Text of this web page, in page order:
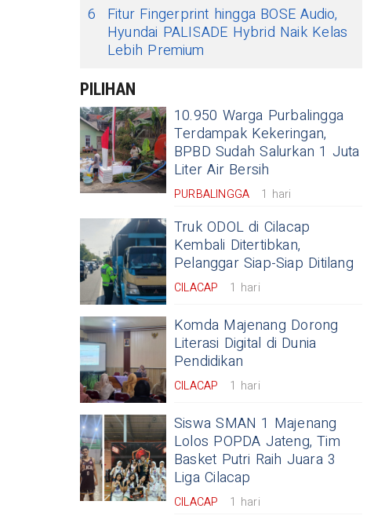
6
Fitur Fingerprint hingga BOSE Audio,
Hyundai PALISADE Hybrid Naik Kelas
Lebih Premium
PILIHAN
10.950 Warga Purbalingga
Terdampak Kekeringan,
BPBD Sudah Salurkan 1 Juta
Liter Air Bersih
PURBALINGGA 1 hari
Truk ODOL di Cilacap
Kembali Ditertibkan,
Pelanggar Siap-Siap Ditilang
CILACAP 1 hari
Komda Majenang Dorong
Literasi Digital di Dunia
Pendidikan
CILACAP 1 hari
Siswa SMAN 1 Majenang
Lolos POPDA Jateng, Tim
Basket Putri Raih Juara 3
Liga Cilacap
CILACAP 1 hari